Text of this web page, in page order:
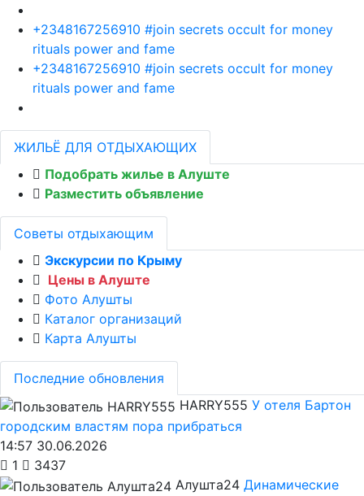
+2348167256910 #join secrets occult for money
rituals power and fame
+2348167256910 #join secrets occult for money
rituals power and fame
ЖИЛЬЁ ДЛЯ ОТДЫХАЮЩИХ
Подобрать жилье в Алуште
Разместить объявление
Советы отдыхающим
Экскурсии по Крыму
Цены в Алуште
Фото Алушты
Каталог организаций
Карта Алушты
Последние обновления
HARRY555 У отеля Бартон
городским властям пора прибраться
14:57 30.06.2026
1
3437
Алушта24 Динамические